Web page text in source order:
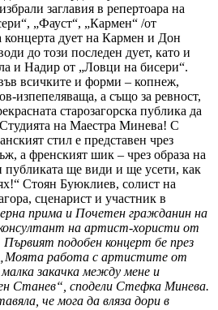
заглавия в репертоара на
„Фауст“, „Кармен“ /от
концерта дует на Кармен и Дон
до този последен дует, като и
и Надир от „Ловци на бисери“.
всичките и форми – копнеж,
изпепеляваща, а също за ревност,
старозагорска публика да
на Маестра Минева! С
стил е представен чрез
а френският шик – чрез образа на
публиката ще види и ще усети, как
Стоян Буюклиев, солист на
сценарист и участник в
прима и Почетен гражданин на
на артист-хористи от
подобен концерт бе през
„Моята работа с артистите от
малка закачка между мене и
Станев“, сподели Стефка Минева.
че мога да вляза дори в